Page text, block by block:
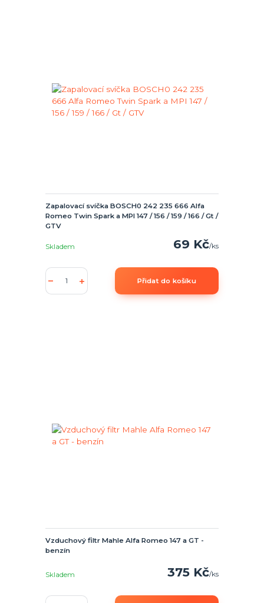
Zapalovací svíčka BOSCH0 242 235 666 Alfa
Romeo Twin Spark a MPI 147 / 156 / 159 / 166 / Gt /
GTV
69 Kč/ks
Skladem
Přidat do košíku
Vzduchový filtr Mahle Alfa Romeo 147 a GT -
benzín
375 Kč/ks
Skladem